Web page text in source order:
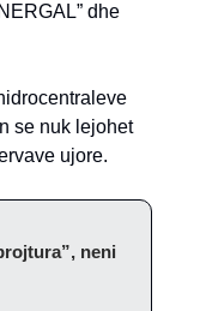
dhe
se nuk lejohet
ujore.
neni